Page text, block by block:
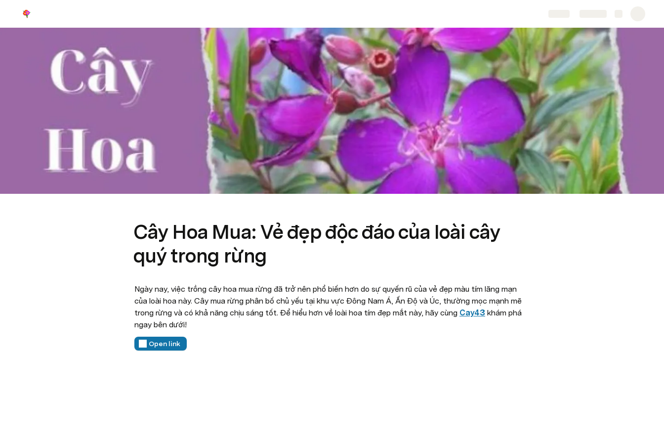
Cây Hoa Mua: Vẻ đẹp độc đáo của loài cây
quý trong rừng
Ngày nay, việc trồng cây hoa mua rừng đã trở nên phổ biến hơn do sự quyến rũ của vẻ đẹp màu tím lãng mạn
của loài hoa này. Cây mua rừng phân bố chủ yếu tại khu vực Đông Nam Á, Ấn Độ và Úc, thường mọc mạnh mẽ
trong rừng và có khả năng chịu sáng tốt. Để hiểu hơn về loài hoa tím đẹp mắt này, hãy cùng Cay43 khám phá
ngay bên dưới!
Open link